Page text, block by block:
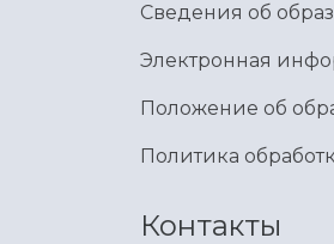
Сведения об
Электронная
Положение об
Политика
Контакты